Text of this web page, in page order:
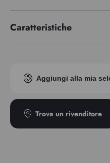
Caratteristiche
Aggiungi alla mia
Trova un rivenditore